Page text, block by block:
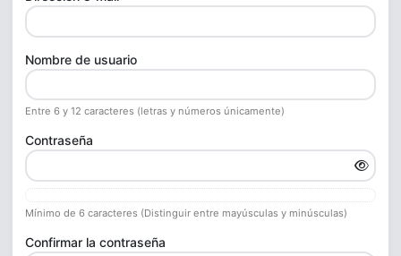
Nombre de usuario
Entre 6 y 12 caracteres (letras y números únicamente)
Contraseña
Mínimo de 6 caracteres (Distinguir entre mayúsculas y minúsculas)
Confirmar la contraseña